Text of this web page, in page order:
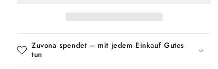
Zuvona spendet – mit jedem Einkauf Gutes
tun